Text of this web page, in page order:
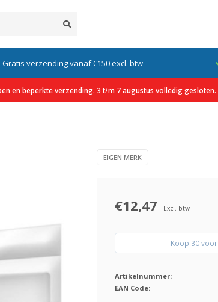
Gratis verzending vanaf €150 excl. btw
en beperkte verzending. 3 t/m 7 augustus volledig gesloten.
EIGEN MERK
€12,47 Excl. btw
Koop 30 voor
Artikelnummer:
EAN Code: